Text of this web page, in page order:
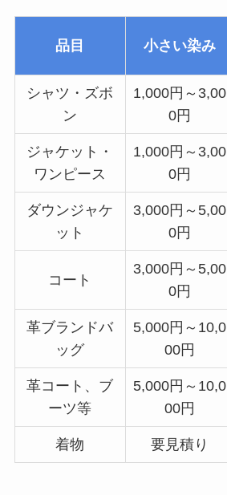
品目 小さい染み
シャツ・ズボ
ン
1,000円～3,00
0円
ジャケット・
ワンピース
1,000円～3,00
0円
ダウンジャケ
ット
3,000円～5,00
0円
コート
3,000円～5,00
0円
革ブランドバ
ッグ
5,000円～10,0
00円
革コート、ブ
ーツ等
5,000円～10,0
00円
着物 要見積り